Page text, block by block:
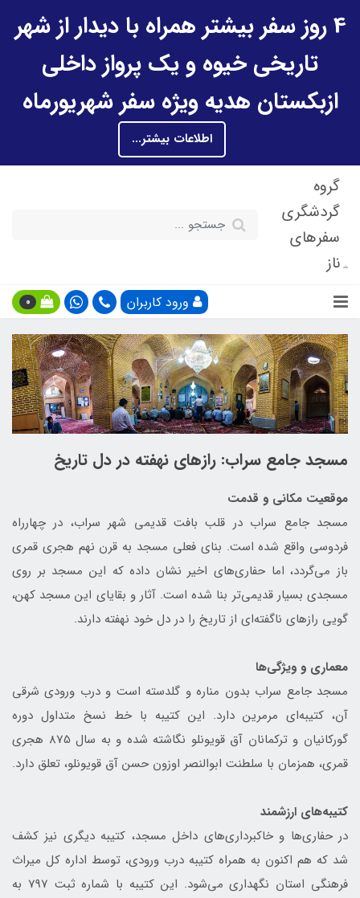
4 روز سفر بیشتر همراه با دیدار از شهر
تاریخی خیوه و یک پرواز داخلی
ازبکستان هدیه ویژه سفر شهریورماه
اطلاعات بیشتر...
گروه
گردشگری
سفرهای
ناز
ورود کاربران 0
مسجد جامع سراب: رازهای نهفته در دل تاریخ
موقعیت مکانی و قدمت
مسجد جامع سراب در قلب بافت قدیمی شهر سراب، در چهارراه
فردوسی واقع شده است. بنای فعلی مسجد به قرن نهم هجری قمری
باز می‌گردد، اما حفاری‌های اخیر نشان داده که این مسجد بر روی
مسجدی بسیار قدیمی‌تر بنا شده است. آثار و بقایای این مسجد کهن،
گویی رازهای ناگفته‌ای از تاریخ را در دل خود نهفته دارند.
معماری و ویژگی‌ها
مسجد جامع سراب بدون مناره و گلدسته است و درب ورودی شرقی
آن، کتیبه‌ای مرمرین دارد. این کتیبه با خط نسخ متداول دوره
گورکانیان و ترکمانان آق قویونلو نگاشته شده و به سال 875 هجری
قمری، همزمان با سلطنت ابوالنصر اوزون حسن آق قویونلو، تعلق دارد.
کتیبه‌های ارزشمند
در حفاری‌ها و خاکبرداری‌های داخل مسجد، کتیبه دیگری نیز کشف
شد که هم اکنون به همراه کتیبه درب ورودی، توسط اداره کل میراث
فرهنگی استان نگهداری می‌شود. این کتیبه با شماره ثبت 797 به